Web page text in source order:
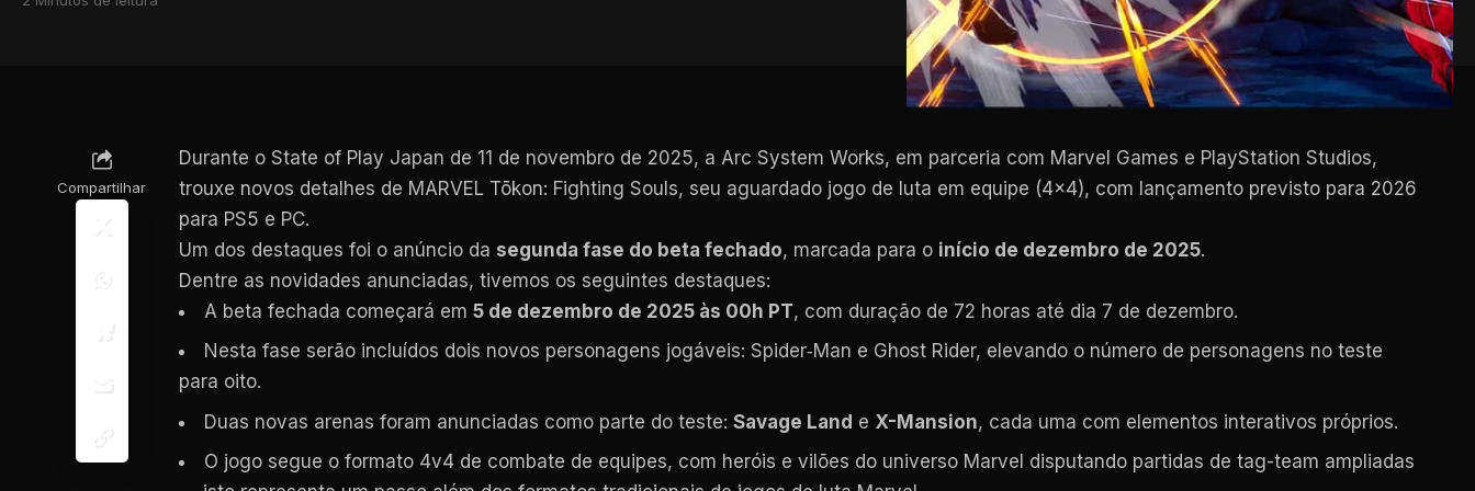
Compartilhar
Durante o State of Play Japan de 11 de novembro de 2025, a Arc System Works, em parceria com Marvel Games e PlayStation Studios,
trouxe novos detalhes de MARVEL Tōkon: Fighting Souls, seu aguardado jogo de luta em equipe (4×4), com lançamento previsto para 2026
para PS5 e PC.
Um dos destaques foi o anúncio da segunda fase do beta fechado, marcada para o início de dezembro de 2025.
Dentre as novidades anunciadas, tivemos os seguintes destaques:
A beta fechada começará em 5 de dezembro de 2025 às 00h PT, com duração de 72 horas até dia 7 de dezembro.
Nesta fase serão incluídos dois novos personagens jogáveis: Spider‑Man e Ghost Rider, elevando o número de personagens no teste
para oito.
Duas novas arenas foram anunciadas como parte do teste: Savage Land e X-Mansion, cada uma com elementos interativos próprios.
O jogo segue o formato 4v4 de combate de equipes, com heróis e vilões do universo Marvel disputando partidas de tag-team ampliadas